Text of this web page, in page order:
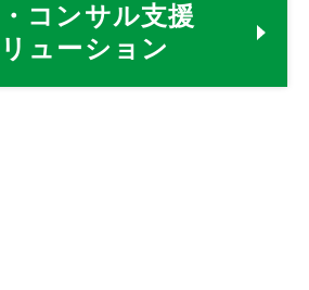
コンサル支援
ューション